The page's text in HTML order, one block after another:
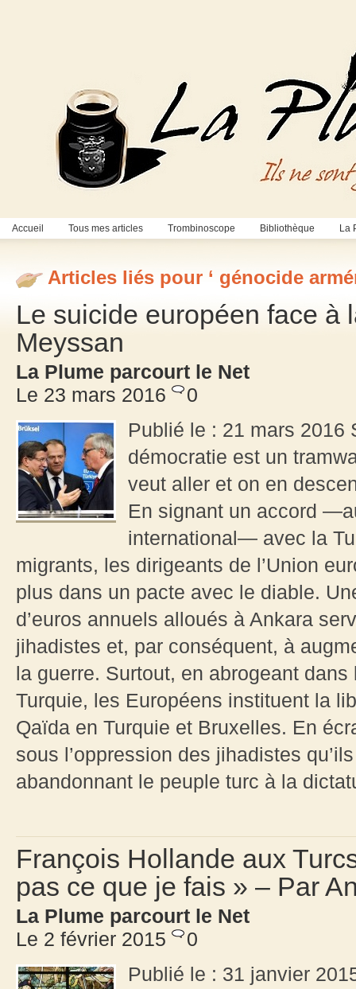
Accueil Tous mes articles Trombinoscope Bibliothèque La
Articles liés pour ‘ génocide
Le suicide européen face à
Meyssan
La Plume parcourt le Net
Le 23 mars 2016
0
Publié le : 21 mars 2016
démocratie est un
veut aller et on en
En signant un accord
international— avec la
migrants, les dirigeants de l’Union
plus dans un pacte avec le diable.
d’euros annuels alloués à Ankara
jihadistes et, par conséquent, à
la guerre. Surtout, en abrogeant
Turquie, les Européens instituent la
Qaïda en Turquie et Bruxelles. En
sous l’oppression des jihadistes
abandonnant le peuple turc à la
François Hollande aux
pas ce que je fais » – Par
La Plume parcourt le Net
Le 2 février 2015
0
Publié le : 31 janvier